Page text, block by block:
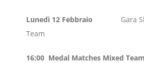
Lunedì 12 Febbraio Gara
Team
16:00 Medal Matches Mixed